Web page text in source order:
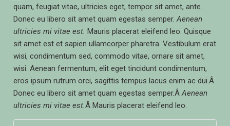
quam, feugiat vitae, ultricies eget, tempor sit amet, ante.
Donec eu libero sit amet quam egestas semper.Aenean
ultricies mi vitae est. Mauris placerat eleifend leo. Quisque
sit amet est et sapien ullamcorper pharetra. Vestibulum erat
wisi, condimentum sed, commodo vitae, ornare sit amet,
wisi. Aenean fermentum, elit eget tincidunt condimentum,
eros ipsum rutrum orci, sagittis tempus lacus enim ac dui.Â
Donec eu libero sit amet quam egestas semper.ÂAenean
ultricies mi vitae est.Â Mauris placerat eleifend leo.